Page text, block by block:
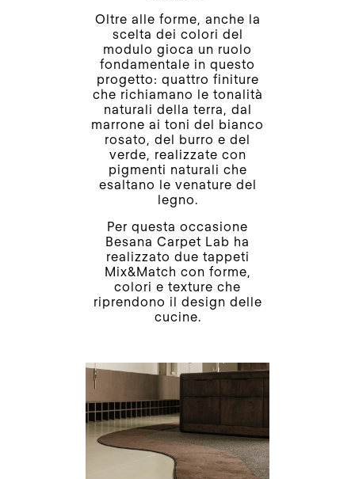
Oltre alle forme, anche la
scelta dei colori del
modulo gioca un ruolo
fondamentale in questo
progetto: quattro finiture
che richiamano le tonalità
naturali della terra, dal
marrone ai toni del bianco
rosato, del burro e del
verde, realizzate con
pigmenti naturali che
esaltano le venature del
legno.
Per questa occasione
Besana Carpet Lab ha
realizzato due tappeti
Mix&Match con forme,
colori e texture che
riprendono il design delle
cucine.